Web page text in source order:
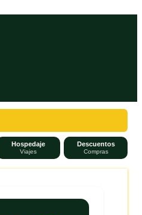
Hospedaje
Viajes
Descuentos
Compras